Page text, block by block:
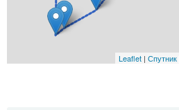
Leaflet | Спутник